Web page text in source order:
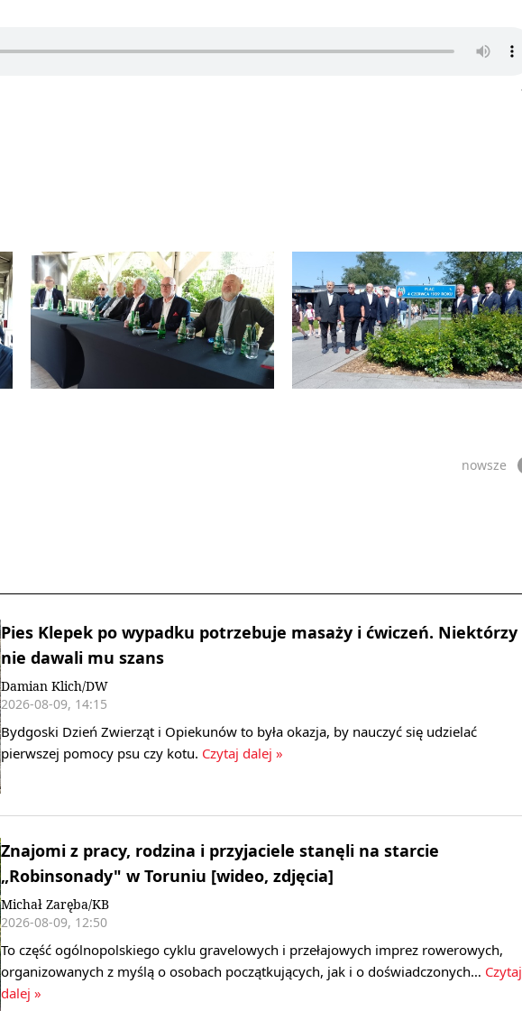
nowsze
Pies Klepek po wypadku potrzebuje masaży i ćwiczeń. Niektórzy
nie dawali mu szans
Damian Klich/DW
2026-08-09, 14:15
Bydgoski Dzień Zwierząt i Opiekunów to była okazja, by nauczyć się udzielać
pierwszej pomocy psu czy kotu. Czytaj dalej »
Znajomi z pracy, rodzina i przyjaciele stanęli na starcie
„Robinsonady" w Toruniu [wideo, zdjęcia]
Michał Zaręba/KB
2026-08-09, 12:50
To część ogólnopolskiego cyklu gravelowych i przełajowych imprez rowerowych,
organizowanych z myślą o osobach początkujących, jak i o doświadczonych… Czytaj
dalej »